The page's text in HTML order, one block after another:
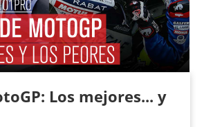
Los mejores... y